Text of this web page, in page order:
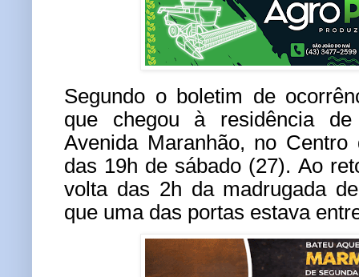
Segundo o boletim de
que chegou à residência
Avenida Maranhão, no
das 19h de sábado (27). Ao
volta das 2h da madrugada
que uma das portas estava